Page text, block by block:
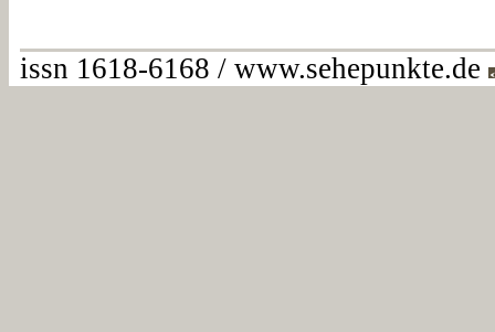
issn 1618-6168 / www.sehepunkte.de